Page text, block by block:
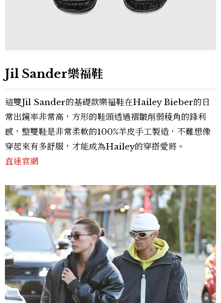
Jil Sander樂福鞋
這雙Jil Sander的基礎款樂福鞋在Hailey Bieber的日
常出鏡率非常高，方形的鞋頭透過褶皺削弱稜角的鋒利
感，整雙鞋是非常柔軟的100%羊皮手工製造，不難想像
穿起來有多舒服，才能成為Hailey的穿搭愛將。
直達官網